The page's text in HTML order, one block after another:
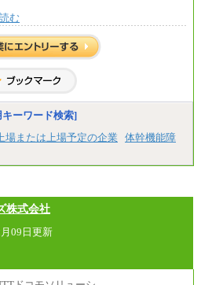
を考慮の上、当社規定により優遇
援金(10,000円）を含む
支援金(月額4,000円）
む
ーワード検索]
場または上場予定の企業
体幹機能障
株式会社
09日更新